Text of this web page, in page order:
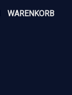
WARENKORB